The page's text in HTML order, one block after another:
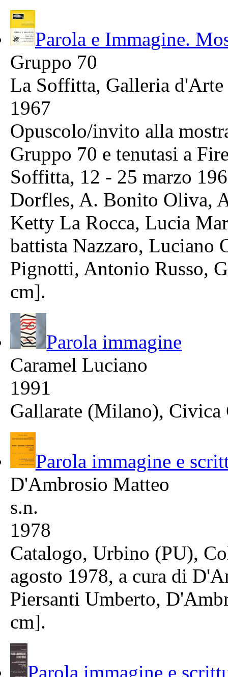
Parola e Immagine.
Gruppo 70
La Soffitta, Galleria
1967
Opuscolo/invito alla
Gruppo 70 e tenutasi a
Soffitta, 12 - 25 marzo
Dorfles, A. Bonito Oliva,
Ketty La Rocca, Lucia
battista Nazzaro, Luciano
Pignotti, Antonio Russo,
cm].
Parola immagine
Caramel Luciano
1991
Gallarate (Milano),
Parola immagine e
D'Ambrosio Matteo
s.n.
1978
Catalogo, Urbino (PU),
agosto 1978, a cura di
Piersanti Umberto,
cm].
Parola immagine e